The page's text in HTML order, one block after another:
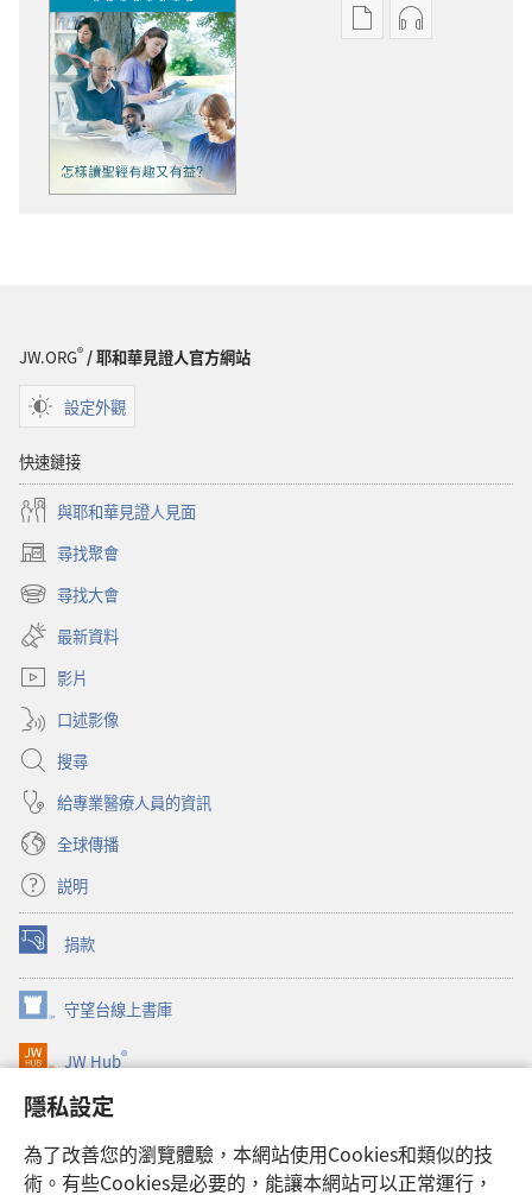
隱私設定
為了改善您的瀏覽體驗，本網站使用Cookies和類似的技
術。有些Cookies是必要的，能讓本網站可以正常運行，
電
經
錄
又
JW.ORG®/ 耶和華見證人官方網站
設定外觀
快速鏈接
與耶和華見證人見面
尋找聚會
（開
啟
新
視
窗）
尋找大會
（開
啟
新
視
最新資料
影片
口述影像
搜尋
給專業醫療人員的資訊
全球傳播
説明
捐款
（開
啟
新
視
窗）
守望台線上書庫
（開
啟
新
窗）
JW Hub®
（開
啟
新
視
窗）
JW Library®
Watchtower Library